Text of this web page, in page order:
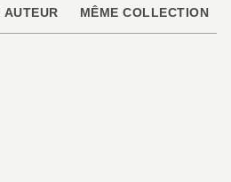
AUTEUR MÊME COLLECTION